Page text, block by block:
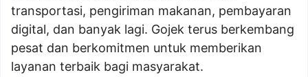
transportasi, pengiriman makanan, pembayaran
digital, dan banyak lagi. Gojek terus berkembang
pesat dan berkomitmen untuk memberikan
layanan terbaik bagi masyarakat.